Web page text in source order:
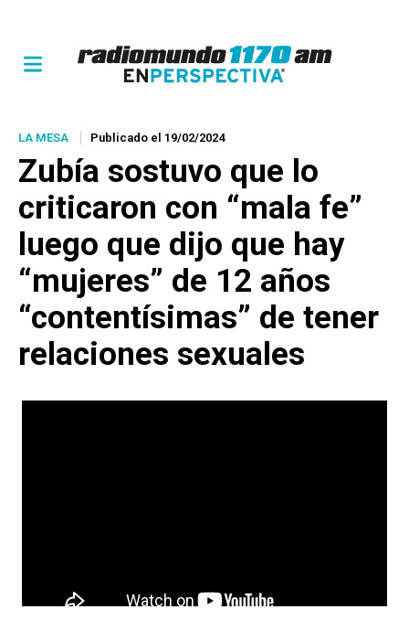
LA MESA Publicado el 19/02/2024
Zubía sostuvo que lo
criticaron con “mala fe”
luego que dijo que hay
“mujeres” de 12 años
“contentísimas” de tener
relaciones sexuales